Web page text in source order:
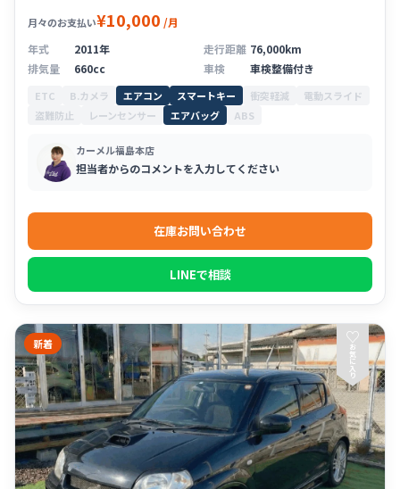
月々のお支払い¥10,000 /月
年式
2011年 走行距離 76,000km
排気量
660cc 車検 車検整備付き
ETC B.カメラ エアコン スマートキー 衝突軽減
電動スライド
盗難防止
レーンセンサー エアバッグ ABS
カーメル福島本店
担当者からのコメントを入力してください
在庫お問い合わせ
LINEで相談
新着 ♡
お
気
に
入
り